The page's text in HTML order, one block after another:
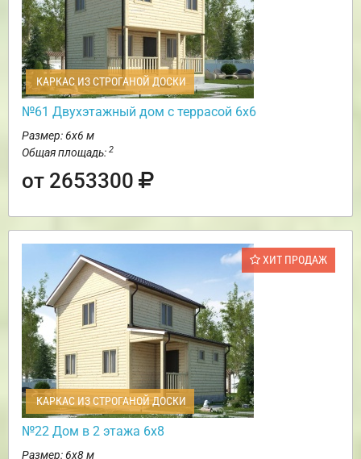
КАРКАС ИЗ СТРОГАНОЙ ДОСКИ
№61 Двухэтажный дом с террасой 6х6
Размер: 6х6 м
Общая площадь: 2
от 2653300
ХИТ ПРОДАЖ
КАРКАС ИЗ СТРОГАНОЙ ДОСКИ
№22 Дом в 2 этажа 6х8
Размер: 6х8 м